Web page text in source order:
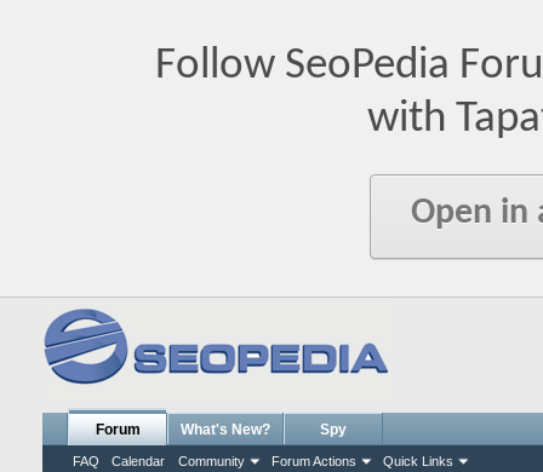
Follow SeoPedia
with
Open in
Forum
FAQ Calendar Community Forum Actions Quick Links
What's New? Spy